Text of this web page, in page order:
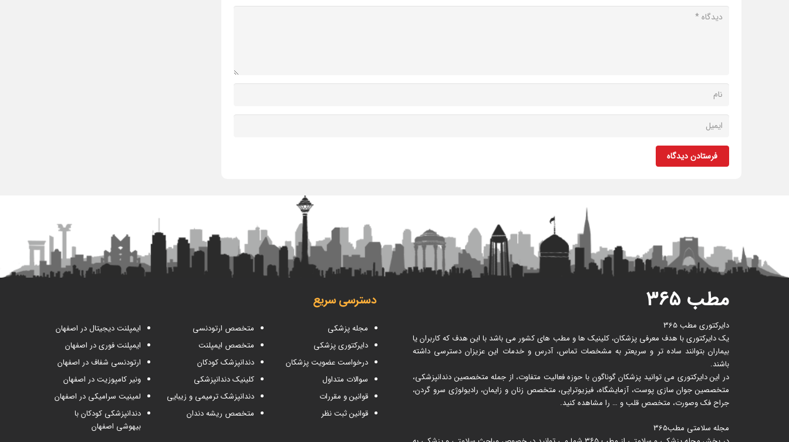
فرستادن دیدگاه
مطب ۳۶۵
دایرکتوری مطب 365
یک دایرکتوری با هدف معرفی پزشکان، کلینیک ها و مطب های کشور می باشد با این هدف که کاربران یا
بیماران بتوانند ساده تر و سریعتر به مشخصات تماس، آدرس و خدمات این عزیزان دسترسی داشته
باشند.
در این دایرکتوری می توانید پزشکان گوناگون با حوزه فعالیت متفاوت، از جمله متخصصین دندانپزشکی،
متخصصین جوان سازی پوست، آزمایشگاه، فیزیوتراپی، متخصص زنان و زایمان، رادیولوژی سرو گردن،
جراح فک وصورت، متخصص قلب و … را مشاهده کنید.
مجله سلامتی مطب365
دسترسی سریع
مجله پزشکی
دایرکتوری پزشکی
درخواست عضویت پزشکان
سوالات متداول
قوانین و مقررات
قوانین ثبت نظر
متخصص ارتودنسی
متخصص ایمپلنت
دندانپزشک کودکان
کلینیک دندانپزشکی
دندانپزشک ترمیمی و زیبایی
متخصص ریشه دندان
ایمپلنت دیجیتال در اصفهان
ایمپلنت فوری در اصفهان
ارتودنسی شفاف در اصفهان
ونیر کامپوزیت در اصفهان
لمینیت سرامیکی در اصفهان
دندانپزشکی کودکان با
بیهوشی اصفهان